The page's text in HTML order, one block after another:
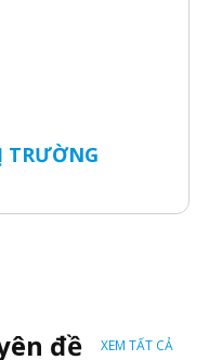
TRƯỜNG
đề XEM TẤT CẢ